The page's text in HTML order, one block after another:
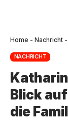
Home - Nachricht -
NACHRICHT
Blick
die